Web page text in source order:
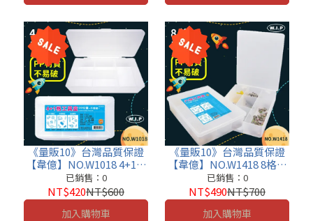
《量販10》台灣品質保證
【韋億】NO.W1018 4+1工
具盒 文書盒 收納盒 小物盒
資料盒 便利盒 老師的好幫
手
已銷售：0
NT$420NT$600
加入購物車
《量販10》台灣品質保證
【韋億】NO.W1418 8格工
具盒 文書盒 收納盒 小物盒
資料盒 便利盒 老師的好幫
手
已銷售：0
NT$490NT$700
加入購物車